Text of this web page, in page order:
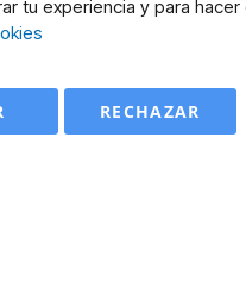
tu experiencia y para
RECHAZAR